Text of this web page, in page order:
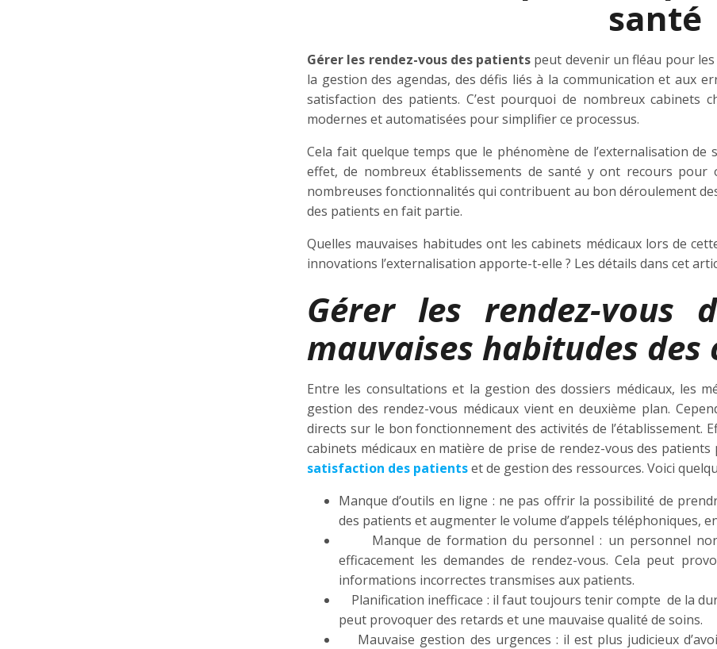
santé
Gérer les rendez-vous des patients peut devenir un fléau pour
la gestion des agendas, des défis liés à la communication et aux
satisfaction des patients. C’est pourquoi de nombreux cabinets
modernes et automatisées pour simplifier ce processus.
Cela fait quelque temps que le phénomène de l’externalisation
effet, de nombreux établissements de santé y ont recours pour
nombreuses fonctionnalités qui contribuent au bon déroulement
des patients en fait partie.
Quelles mauvaises habitudes ont les cabinets médicaux lors de
innovations l’externalisation apporte-t-elle ? Les détails dans cet
Gérer les rendez-vous
mauvaises habitudes
Entre les consultations et la gestion des dossiers médicaux, les
gestion des rendez-vous médicaux vient en deuxième plan.
directs sur le bon fonctionnement des activités de l’établissement.
cabinets médicaux en matière de prise de rendez-vous des
satisfaction des patientset de gestion des ressources. Voici
Manque d’outils en ligne : ne pas offrir la possibilité de
des patients et augmenter le volume d’appels téléphoniques,
Manque de formation du personnel : un personnel
efficacement les demandes de rendez-vous. Cela peut
informations incorrectes transmises aux patients.
Planification inefficace : il faut toujours tenir compte de la
peut provoquer des retards et une mauvaise qualité de soins.
Mauvaise gestion des urgences : il est plus judicieux